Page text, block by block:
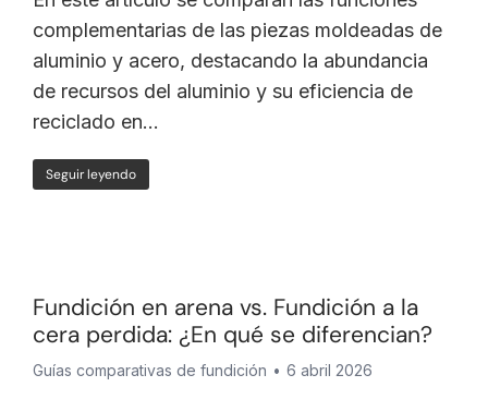
complementarias de las piezas moldeadas de
aluminio y acero, destacando la abundancia
de recursos del aluminio y su eficiencia de
reciclado en...
Seguir leyendo
Fundición en arena vs. Fundición a la
cera perdida: ¿En qué se diferencian?
Guías comparativas de fundición 6 abril 2026